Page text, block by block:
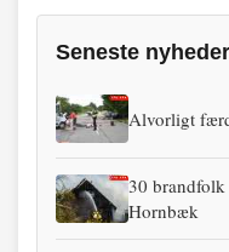
Seneste nyheder
Alvorligt
30
Hornbæk